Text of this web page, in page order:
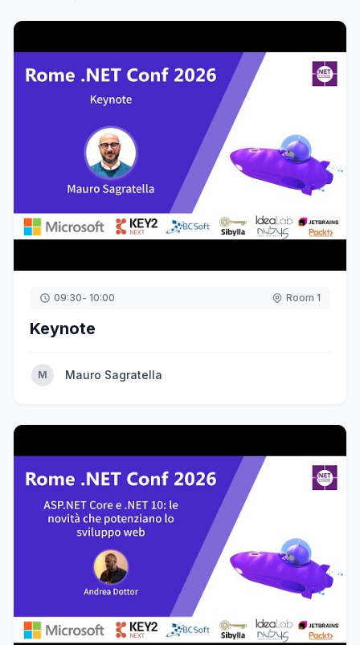
09:30- 10:00 Room 1
Keynote
M Mauro Sagratella